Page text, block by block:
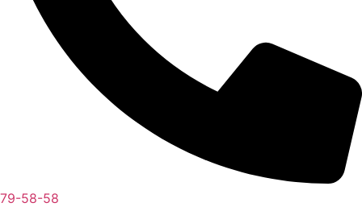
79-58-58